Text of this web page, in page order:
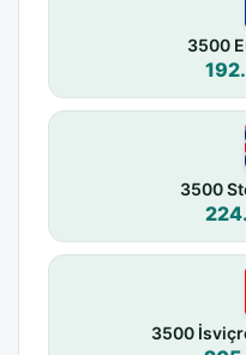
3500
3500
3500